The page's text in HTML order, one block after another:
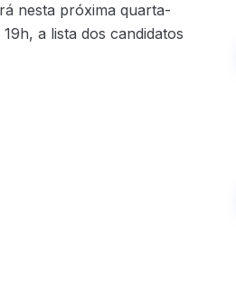
nesta próxima quarta-
a lista dos candidatos